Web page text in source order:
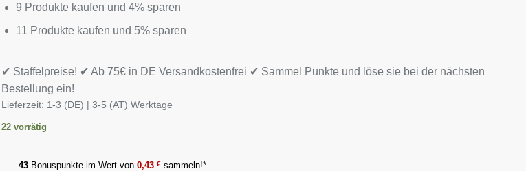
9 Produkte kaufen und 4% sparen
11 Produkte kaufen und 5% sparen
✔ Staffelpreise! ✔ Ab 75€ in DE Versandkostenfrei ✔ Sammel Punkte und löse sie bei der nächsten
Bestellung ein!
Lieferzeit: 1-3 (DE) | 3-5 (AT) Werktage
22 vorrätig
43 Bonuspunkte im Wert von0,43€ sammeln!*